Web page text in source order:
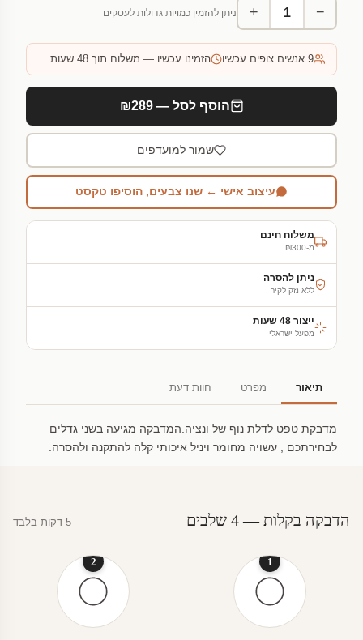
−
+ ניתן להזמין כמויות גדולות לעסקים
9 אנשים צופים עכשיו הזמינו עכשיו — משלוח תוך 48 שעות
הוסף לסל — ₪289
שמור למועדפים
עיצוב אישי ← שנו צבעים, הוסיפו טקסט
משלוח חינם
מ-₪300
ניתן להסרה
ללא נזק לקיר
ייצור 48 שעות
מפעל ישראלי
תיאור מפרט חוות דעת
מדבקת טפט לדלת נוף של ונציה.המדבקה מגיעה בשני גדלים
לבחירתכם , עשויה מחומר ויניל איכותי קלה להתקנה ולהסרה.
הדבקה בקלות — 4 שלבים 5 דקות בלבד
1
2